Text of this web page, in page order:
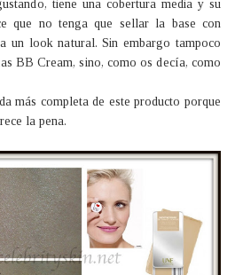
tiene una cobertura media y su
que no tenga que sellar la base con
un look natural. Sin embargo tampoco
BB Cream, sino, como os decía, como
más completa de este producto porque
la pena.